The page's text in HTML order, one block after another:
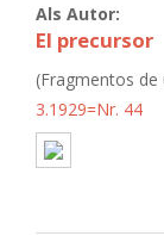
Als Autor:
El precursor
(Fragmentos de
3.1929=Nr. 44